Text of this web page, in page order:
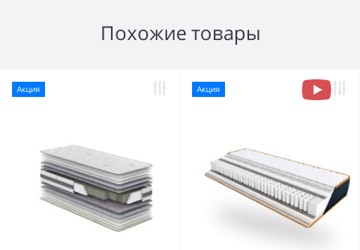
Похожие товары
Акция Акция